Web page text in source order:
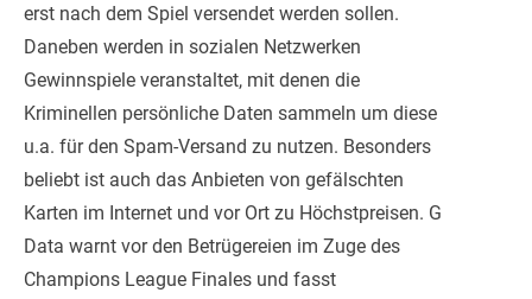
erst nach dem Spiel versendet werden sollen.
Daneben werden in sozialen Netzwerken
Gewinnspiele veranstaltet, mit denen die
Kriminellen persönliche Daten sammeln um diese
u.a. für den Spam-Versand zu nutzen. Besonders
beliebt ist auch das Anbieten von gefälschten
Karten im Internet und vor Ort zu Höchstpreisen. G
Data warnt vor den Betrügereien im Zuge des
Champions League Finales und fasst